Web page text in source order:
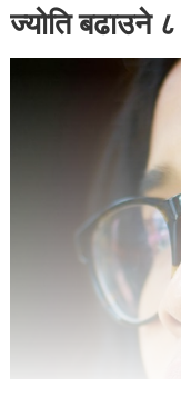
ज्योति बढाउने